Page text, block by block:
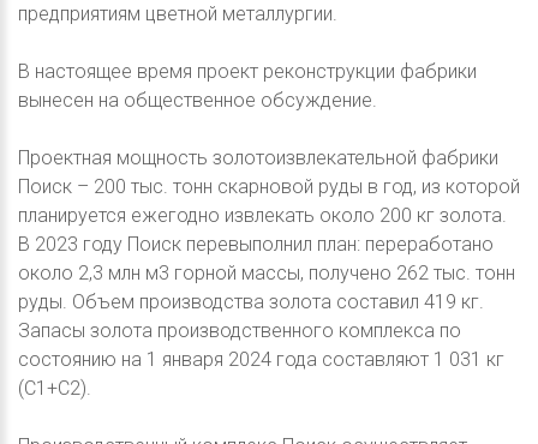
предприятиям цветной металлургии.
В настоящее время проект реконструкции фабрики
вынесен на общественное обсуждение.
Проектная мощность золотоизвлекательной фабрики
Поиск – 200 тыс. тонн скарновой руды в год, из которой
планируется ежегодно извлекать около 200 кг золота.
В 2023 году Поиск перевыполнил план: переработано
около 2,3 млн м3 горной массы, получено 262 тыс. тонн
руды. Объем производства золота составил 419 кг.
Запасы золота производственного комплекса по
состоянию на 1 января 2024 года составляют 1 031 кг
(С1+С2).